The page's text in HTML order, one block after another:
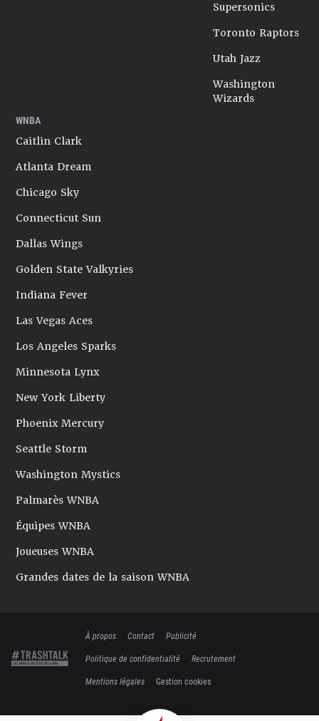
Supersonics
Toronto Raptors
Utah Jazz
Washington
Wizards
WNBA
Caitlin Clark
Atlanta Dream
Chicago Sky
Connecticut Sun
Dallas Wings
Golden State Valkyries
Indiana Fever
Las Vegas Aces
Los Angeles Sparks
Minnesota Lynx
New York Liberty
Phoenix Mercury
Seattle Storm
Washington Mystics
Palmarès WNBA
Équipes WNBA
Joueuses WNBA
Grandes dates de la saison WNBA
À propos Contact
Publicité
Politique de confidentialité
Recrutement
Mentions légales
Gestion cookies